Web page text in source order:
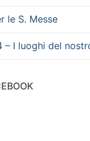
le S. Messe
– I luoghi del